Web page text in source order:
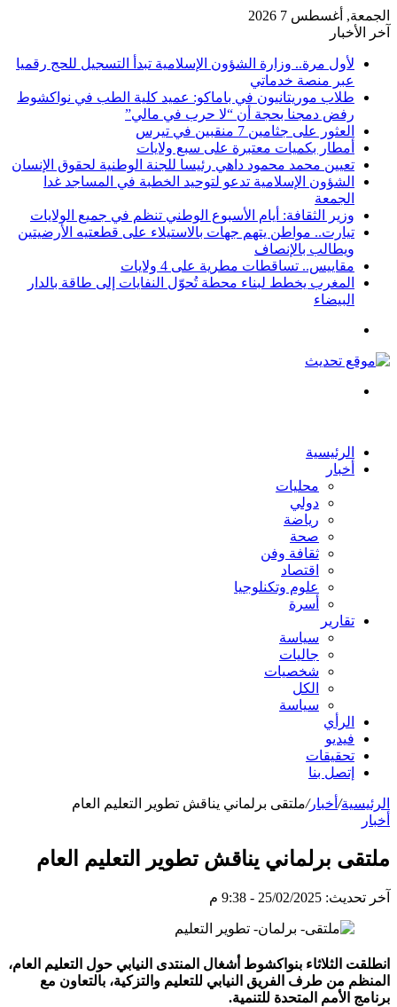
الجمعة, أغسطس 7 2026
آخر الأخبار
لأول مرة.. وزارة الشؤون الإسلامية تبدأ التسجيل للحج رقميا
عبر منصة خدماتي
طلاب موريتانيون في باماكو: عميد كلية الطب في نواكشوط
رفض دمجنا بحجة أن “لا حرب في مالي”
العثور على جثامين 7 منقبين في تيرس
أمطار بكميات معتبرة على سبع ولايات
تعيين محمد محمود داهي رئيسا للجنة الوطنية لحقوق الإنسان
الشؤون الإسلامية تدعو لتوحيد الخطبة في المساجد غدا
الجمعة
وزير الثقافة: أيام الأسبوع الوطني تنظم في جميع الولايات
تيارت.. مواطن يتهم جهات بالاستيلاء على قطعتيه الأرضيتين
ويطالب بالإنصاف
مقاييس.. تساقطات مطرية على 4 ولايات
المغرب يخطط لبناء محطة تُحوّل النفايات إلى طاقة بالدار
البيضاء
الرئيسية
أخبار
محليات
دولي
رياضة
صحة
ثقافة وفن
اقتصاد
علوم وتكنلوجيا
أسرة
تقارير
سياسة
جاليات
شخصيات
الكل
سياسة
الرأي
فيديو
تحقيقات
إتصل بنا
الرئيسية/ أخبار/ملتقى برلماني يناقش تطوير التعليم العام
أخبار
ملتقى برلماني يناقش تطوير التعليم العام
آخر تحديث: 25/02/2025 - 9:38 م
انطلقت الثلاثاء بنواكشوط أشغال المنتدى النيابي حول التعليم العام،
المنظم من طرف الفريق النيابي للتعليم والتزكية، بالتعاون مع
برنامج الأمم المتحدة للتنمية.